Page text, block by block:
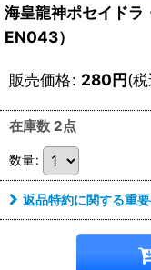
海皇龍神ポセイド
EN043）
販売価格: 280円(
在庫数 2点
数量:
返品特約に関する重